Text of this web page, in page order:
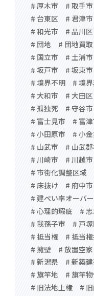
# 厚木市
# 取手市
# 台東区
# 君津市
# 和光市
# 品川区
# 団地
# 団地買取
# 国立市
# 土浦市
# 坂戸市
# 坂東市
# 境界不明
# 境
# 大和市
# 大田区
# 孤独死
# 守谷市
# 富士見市
# 富
# 小田原市
# 小
# 山武市
# 山武
# 川崎市
# 川越市
# 市街化調整区域
# 床抜け
# 府中市
# 建ぺい率オーバー
# 心理的瑕疵
#
# 我孫子市
# 戸
# 抵当権
# 抵当
# 擁壁
# 放置空家
# 新潟県
# 新築
# 旗竿地
# 旗竿
# 旧法地上権
#